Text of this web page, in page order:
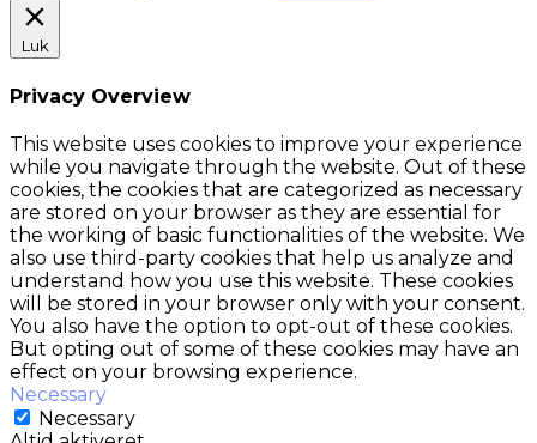
Luk
Privacy Overview
This website uses cookies to improve your experience
while you navigate through the website. Out of these
cookies, the cookies that are categorized as necessary
are stored on your browser as they are essential for
the working of basic functionalities of the website. We
also use third-party cookies that help us analyze and
understand how you use this website. These cookies
will be stored in your browser only with your consent.
You also have the option to opt-out of these cookies.
But opting out of some of these cookies may have an
effect on your browsing experience.
Necessary
Necessary